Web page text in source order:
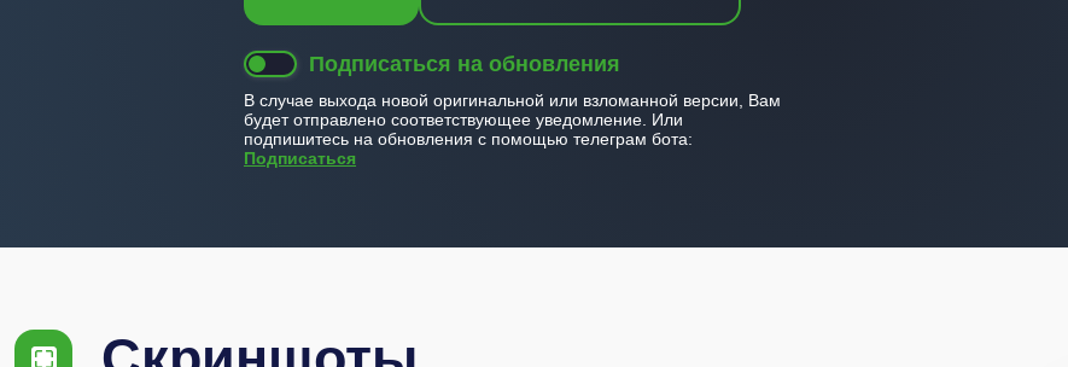
Подписаться на обновления
В случае выхода новой оригинальной или взломанной версии, Вам
будет отправлено соответствующее уведомление. Или
подпишитесь на обновления с помощью телеграм бота:
Подписаться